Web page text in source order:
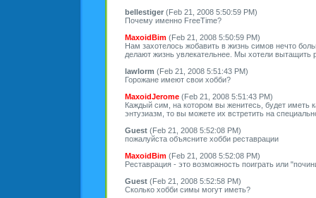
bellestiger (Feb 21, 2008 5:50:59 PM)
Почему именно FreeTime?
MaxoidBim (Feb 21, 2008 5:50:59 PM)
Нам захотелось жобавить в жизнь симов нечто
делают жизнь увлекательнее. Мы хотели вытащить
lawlorm (Feb 21, 2008 5:51:43 PM)
Горожане имеют свои хобби?
MaxoidJerome (Feb 21, 2008 5:51:43 PM)
Каждый сим, на котором вы женитесь, будет иметь
энтузиазм, то вы можете их встретить на
Guest (Feb 21, 2008 5:52:08 PM)
пожалуйста объясните хобби реставрации
MaxoidBim (Feb 21, 2008 5:52:08 PM)
Реставрация - это возможность поиграть или
Guest (Feb 21, 2008 5:52:58 PM)
Сколько хобби симы могут иметь?